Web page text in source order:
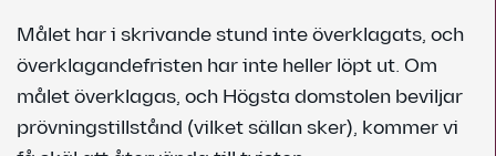
Målet har i skrivande stund inte överklagats, och
överklagandefristen har inte heller löpt ut. Om
målet överklagas, och Högsta domstolen beviljar
prövningstillstånd (vilket sällan sker), kommer vi